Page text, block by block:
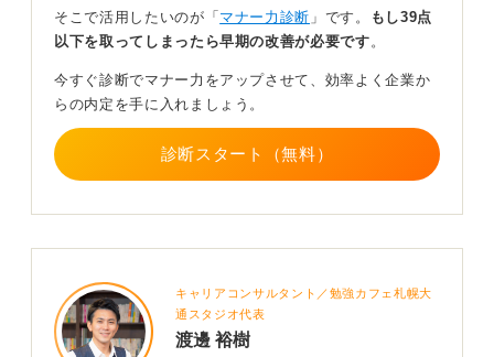
自然な髪色なら問題ない！ 不安であればプロに相談
髪の色は、どの程度の茶髪かによります。少し明るいく
らいで自然なトーンだったら印象は悪くなりません。
ただ、光が当たったときに赤くみえたり、黄色く見えた
す。
あわせて、スーツにシワや汚れがないかを確認すること
も大切です。シャツは襟元や袖口が汚れていないかチェ
ックし、きちんと清潔にしておきましょう。
そこで活用したいのが「 マナー力診断 」です。
もし39点
以下を取ってしまったら早期の改善が必要です 。
今すぐ診断でマナー力をアップさせて、効率よく企業か
らの内定を手に入れましょう。
診断スタート（無料）
キャリアコンサルタント／勉強カフェ札幌大
通スタジオ代表
渡邊 裕樹